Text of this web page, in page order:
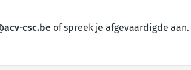
csc.be of spreek je afgevaardigde aan.